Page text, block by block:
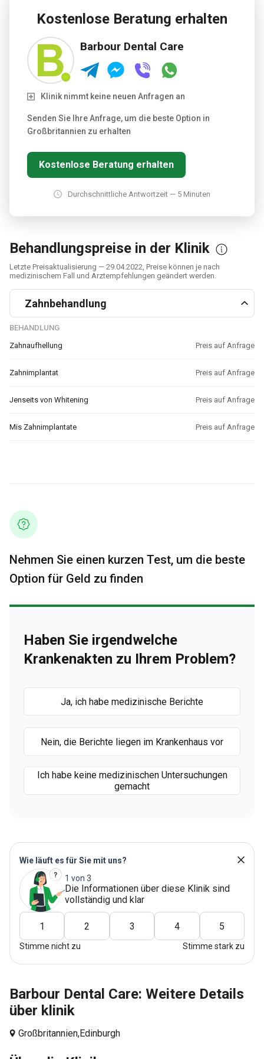
Reihe von kosmetischen Behandlungen an, darunter
Veneers und Zahnaufhellungsbehandlungen. Für Patienten,
die zusätzliche Besuche zur Behandlung von Parodontal-
oder Zahnfleischerkrankungen benötigen, ist der Praxisplan
Plus gegen eine nominell höhere monatliche Gebühr
erhältlich.
Kostenlose Beratung erhalten
Barbour Dental Care
Klinik nimmt keine neuen Anfragen an
Senden Sie Ihre Anfrage, um die beste Option in
Großbritannien zu erhalten
Kostenlose Beratung erhalten
Durchschnittliche Antwortzeit — 5 Minuten
Behandlungspreise in der Klinik
Letzte Preisaktualisierung — 29.04.2022, Preise können je nach
medizinischem Fall und Arztempfehlungen geändert werden.
Zahnbehandlung
BEHANDLUNG
Zahnaufhellung
Preis auf Anfrage
Zahnimplantat Preis auf Anfrage
Jenseits von Whitening Preis auf Anfrage
Mis Zahnimplantate Preis auf Anfrage
Nehmen Sie einen kurzen Test, um die beste
Option für Geld zu finden
Haben Sie irgendwelche
Krankenakten zu Ihrem Problem?
Ja, ich habe medizinische Berichte
Nein, die Berichte liegen im Krankenhaus vor
Ich habe keine medizinischen Untersuchungen
gemacht
Wie läuft es für Sie mit uns?
1 von 3
Die Informationen über diese Klinik sind
vollständig und klar
1 2 3 4 5
Stimme nicht zu Stimme stark zu
Barbour Dental Care: Weitere Details
über klinik
Großbritannien,Edinburgh